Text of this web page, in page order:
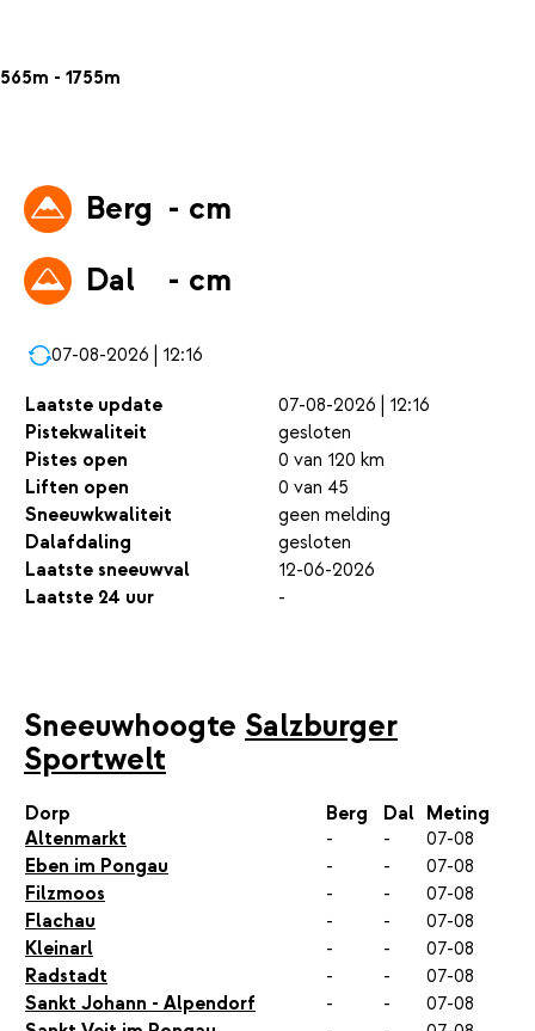
565m - 1755m
Berg - cm
Dal
- cm
07-08-2026 | 12:16
Laatste update
07-08-2026 | 12:16
Pistekwaliteit
gesloten
Pistes open
0 van 120 km
Liften open
0 van 45
Sneeuwkwaliteit
geen melding
Dalafdaling
gesloten
Laatste sneeuwval
12-06-2026
Laatste 24 uur
-
Sneeuwhoogte Salzburger
Sportwelt
Dorp Berg Dal Meting
Altenmarkt
- -
07-08
Eben im Pongau
- -
07-08
Filzmoos
- -
07-08
Flachau
- -
07-08
Kleinarl
- -
07-08
Radstadt
- -
07-08
Sankt Johann - Alpendorf
- -
07-08